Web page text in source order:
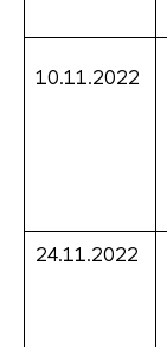
10.11.2022
24.11.2022